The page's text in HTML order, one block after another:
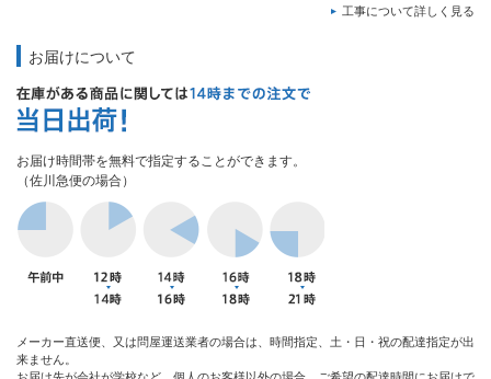
工事について詳しく見る
お届けについて
お届け時間帯を無料で指定することができます。
（佐川急便の場合）
メーカー直送便、又は問屋運送業者の場合は、時間指定、土・日・祝の配達指定が出
来ません。